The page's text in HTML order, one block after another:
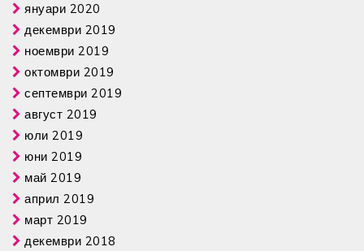
януари 2020
декември 2019
ноември 2019
октомври 2019
септември 2019
август 2019
юли 2019
юни 2019
май 2019
април 2019
март 2019
декември 2018